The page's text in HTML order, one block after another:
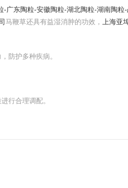
-广东陶粒-安徽陶粒-湖北陶粒-湖南陶粒
马鞭草还具有益湿消肿的功效，
上海亚
防护多种疾病。
行合理调配。